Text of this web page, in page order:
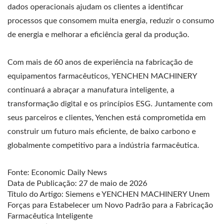
dados operacionais ajudam os clientes a identificar
processos que consomem muita energia, reduzir o consumo
de energia e melhorar a eficiência geral da produção.
Com mais de 60 anos de experiência na fabricação de
equipamentos farmacêuticos, YENCHEN MACHINERY
continuará a abraçar a manufatura inteligente, a
transformação digital e os princípios ESG. Juntamente com
seus parceiros e clientes, Yenchen está comprometida em
construir um futuro mais eficiente, de baixo carbono e
globalmente competitivo para a indústria farmacêutica.
Fonte: Economic Daily News
Data de Publicação: 27 de maio de 2026
Título do Artigo: Siemens e YENCHEN MACHINERY Unem
Forças para Estabelecer um Novo Padrão para a Fabricação
Farmacêutica Inteligente